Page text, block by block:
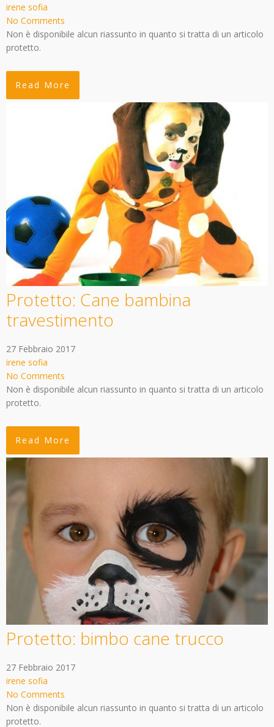
irene sofia
No Comments
Non è disponibile alcun riassunto in quanto si tratta di un articolo
protetto.
Read More
Protetto: Cane bambina
travestimento
27 Febbraio 2017
irene sofia
No Comments
Non è disponibile alcun riassunto in quanto si tratta di un articolo
protetto.
Read More
Protetto: bimbo cane trucco
27 Febbraio 2017
irene sofia
No Comments
Non è disponibile alcun riassunto in quanto si tratta di un articolo
protetto.